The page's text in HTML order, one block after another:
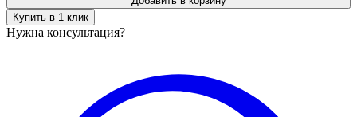
Купить в 1 клик
Нужна консультация?